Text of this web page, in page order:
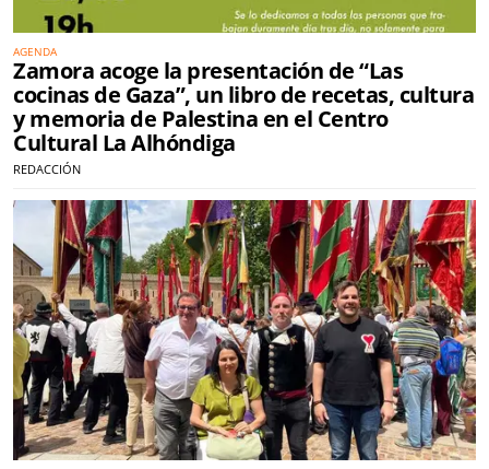
AGENDA
Zamora acoge la presentación de “Las
cocinas de Gaza”, un libro de recetas, cultura
y memoria de Palestina en el Centro
Cultural La Alhóndiga
REDACCIÓN